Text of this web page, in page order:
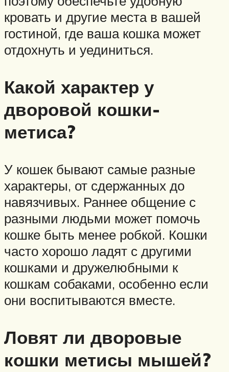
кровать и другие места в вашей
гостиной, где ваша кошка может
отдохнуть и уединиться.
Какой характер у
дворовой кошки-
метиса?
У кошек бывают самые разные
характеры, от сдержанных до
навязчивых. Раннее общение с
разными людьми может помочь
кошке быть менее робкой. Кошки
часто хорошо ладят с другими
кошками и дружелюбными к
кошкам собаками, особенно если
они воспитываются вместе.
Ловят ли дворовые
кошки метисы мышей?